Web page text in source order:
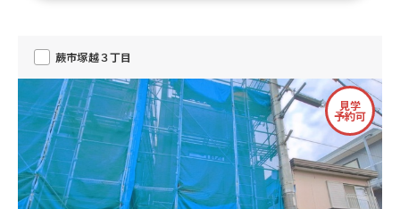
蕨市塚越３丁目
見学
予約可